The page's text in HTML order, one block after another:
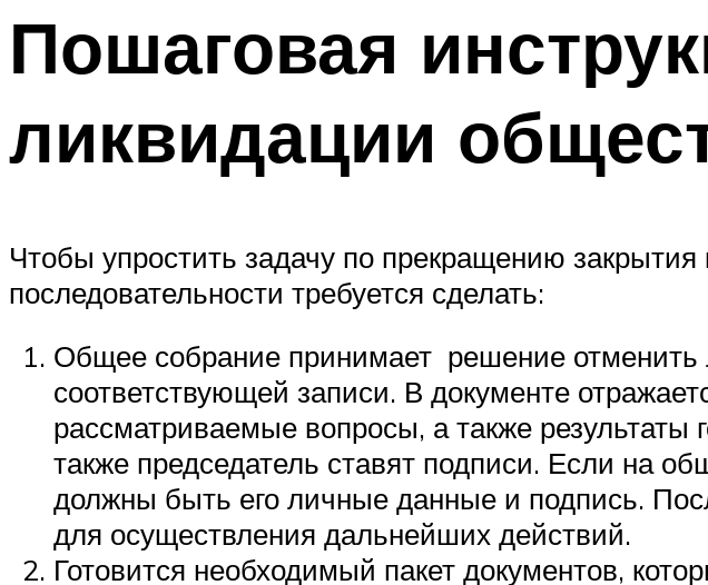
Пошаговая
ликвидации
Чтобы упростить задачу по прекращению
последовательности требуется сделать:
Общее собрание принимает решение отменить
соответствующей записи. В документе
рассматриваемые вопросы, а также результаты
также председатель ставят подписи. Если на
должны быть его личные данные и подпись.
для осуществления дальнейших действий.
Готовится необходимый пакет документов,